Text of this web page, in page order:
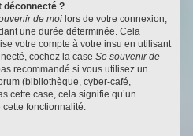
déconnecté ?
de moi lors de votre connexion,
une durée déterminée. Cela
votre compte à votre insu en utilisant
cochez la case Se souvenir de
recommandé si vous utilisez un
(bibliothèque, cyber-café,
cette case, cela signifie qu’un
fonctionnalité.